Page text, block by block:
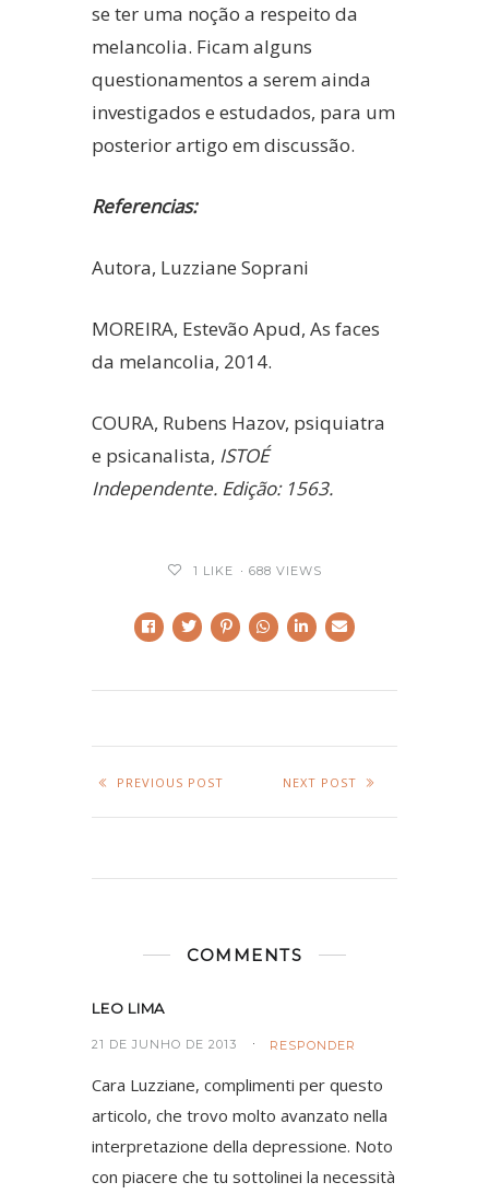
se ter uma noção a respeito da
melancolia. Ficam alguns
questionamentos a serem ainda
investigados e estudados, para um
posterior artigo em discussão.
Referencias:
Autora, Luzziane Soprani
MOREIRA, Estevão Apud, As faces
da melancolia, 2014.
COURA, Rubens Hazov, psiquiatra
e psicanalista, ISTOÉ
Independente. Edição: 1563.
1 LIKE 688 VIEWS
PREVIOUS POST NEXT POST
COMMENTS
LEO LIMA
21 DE JUNHO DE 2013 RESPONDER
Cara Luzziane, complimenti per questo
articolo, che trovo molto avanzato nella
interpretazione della depressione. Noto
con piacere che tu sottolinei la necessità